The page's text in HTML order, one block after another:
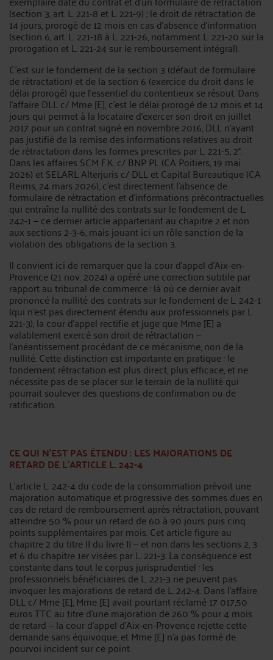
(section 3, art. L. 221-8 et L. 221-9) ; le droit de rétractation de
14 jours, prorogé de 12 mois en cas d’absence d’information
(section 6, art. L. 221-18 à L. 221-26, notamment L. 221-20 sur la
prorogation et L. 221-24 sur le remboursement intégral).
C’est sur le fondement de la section 3 (défaut de formulaire
de rétractation) et de la section 6 (exercice du droit dans le
délai prorogé) que l’essentiel du contentieux se résout. Dans
l’affaire DLL c/ Mme [E], c’est le délai prorogé de 12 mois et 14
jours qui permet à la locataire d’exercer son droit en juillet
2017 pour un contrat signé en novembre 2016, DLL n’ayant
pas justifié de la remise des informations relatives au droit
de rétractation dans les formes prescrites par L. 221-5, 2°.
Dans les affaires SCM F.K. c/ BNP PL (CA Poitiers, 19 mai
2026) et SELARL Alterjuris c/ DLL et Capital Bureautique (CA
Reims, 24 mars 2026), c’est directement l’absence de
formulaire de rétractation et d’informations précontractuelles
qui entraîne la nullité des contrats sur le fondement de L.
242-1 — ce dernier article appartenant au chapitre 2 et non
aux sections 2-3-6, mais jouant ici un rôle sanction de la
violation des obligations de la section 3.
Il convient ici de remarquer que la cour d’appel d’Aix-en-
Provence (21 nov. 2024) a opéré une correction subtile par
rapport au tribunal de commerce : là où ce dernier avait
prononcé la nullité des contrats sur le fondement de L. 242-1
(qui n’est pas directement étendu aux professionnels par L.
221-3), la cour d’appel rectifie et juge que Mme [E] a
valablement exercé son droit de rétractation —
l’anéantissement procédant de ce mécanisme, non de la
nullité. Cette distinction est importante en pratique : le
fondement rétractation est plus direct, plus efficace, et ne
nécessite pas de se placer sur le terrain de la nullité qui
pourrait soulever des questions de confirmation ou de
ratification.
CE QUI N’EST PAS ÉTENDU : LES MAJORATIONS DE
RETARD DE L’ARTICLE L. 242-4
L’article L. 242-4 du code de la consommation prévoit une
majoration automatique et progressive des sommes dues en
cas de retard de remboursement après rétractation, pouvant
atteindre 50 % pour un retard de 60 à 90 jours puis cinq
points supplémentaires par mois. Cet article figure au
chapitre 2 du titre II du livre II — et non dans les sections 2, 3
et 6 du chapitre 1er visées par L. 221-3. La conséquence est
constante dans tout le corpus jurisprudentiel : les
professionnels bénéficiaires de L. 221-3 ne peuvent pas
invoquer les majorations de retard de L. 242-4. Dans l’affaire
DLL c/ Mme [E], Mme [E] avait pourtant réclamé 17 017,50
euros TTC au titre d’une majoration de 260 % pour 4 mois
de retard — la cour d’appel d’Aix-en-Provence rejette cette
demande sans équivoque, et Mme [E] n’a pas formé de
pourvoi incident sur ce point.